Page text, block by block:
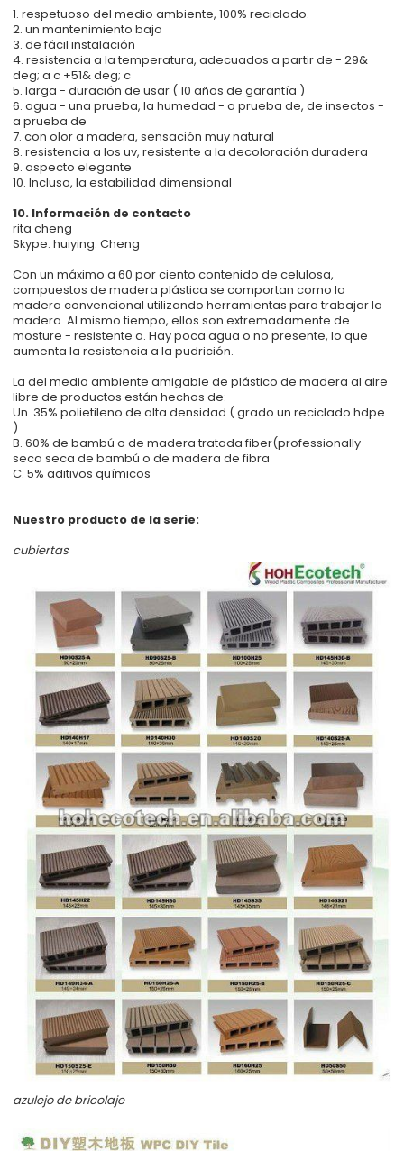
1. respetuoso del medio ambiente, 100% reciclado.
2. un mantenimiento bajo
3. de fácil instalación
4. resistencia a la temperatura, adecuados a partir de - 29&
deg; a c +51& deg; c
5. larga - duración de usar ( 10 años de garantía )
6. agua - una prueba, la humedad - a prueba de, de insectos -
a prueba de
7. con olor a madera, sensación muy natural
8. resistencia a los uv, resistente a la decoloración duradera
9. aspecto elegante
10. Incluso, la estabilidad dimensional
10. Información de contacto
rita cheng
Skype: huiying. Cheng
Con un máximo a 60 por ciento contenido de celulosa,
compuestos de madera plástica se comportan como la
madera convencional utilizando herramientas para trabajar la
madera. Al mismo tiempo, ellos son extremadamente de
mosture - resistente a. Hay poca agua o no presente, lo que
aumenta la resistencia a la pudrición.
La del medio ambiente amigable de plástico de madera al aire
libre de productos están hechos de:
Un. 35% polietileno de alta densidad ( grado un reciclado hdpe
)
B. 60% de bambú o de madera tratada fiber(professionally
seca seca de bambú o de madera de fibra
C. 5% aditivos químicos
Nuestro producto de la serie:
cubiertas
azulejo de bricolaje